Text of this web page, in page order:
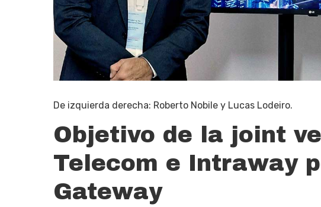
De izquierda derecha: Roberto Nobile y Lucas Lodeiro.
Objetivo de la joint
Telecom e Intraway
Gateway